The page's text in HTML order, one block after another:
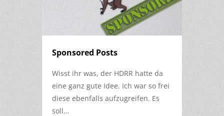
Sponsored Posts
Wisst ihr was, der HDRR hatte da
eine ganz gute Idee. Ich war so frei
diese ebenfalls aufzugreifen. Es
soll…